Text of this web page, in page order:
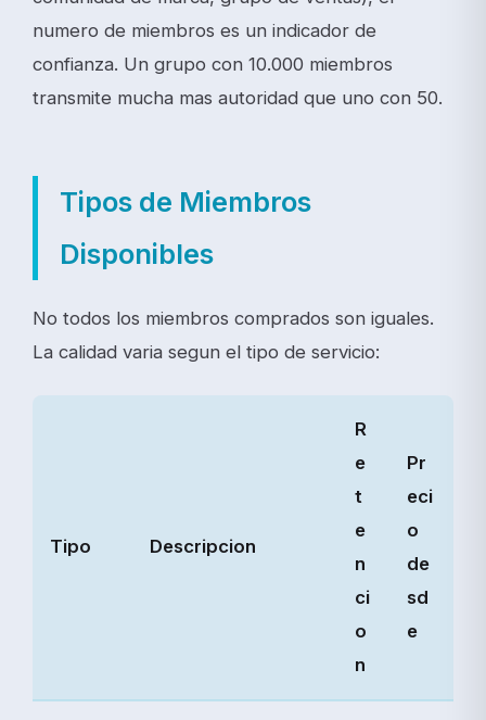
numero de miembros es un indicador de
confianza. Un grupo con 10.000 miembros
transmite mucha mas autoridad que uno con 50.
Tipos de Miembros
Disponibles
No todos los miembros comprados son iguales.
La calidad varia segun el tipo de servicio:
Tipo Descripcion
R
e
t
e
n
ci
o
n
Pr
eci
o
de
sd
e